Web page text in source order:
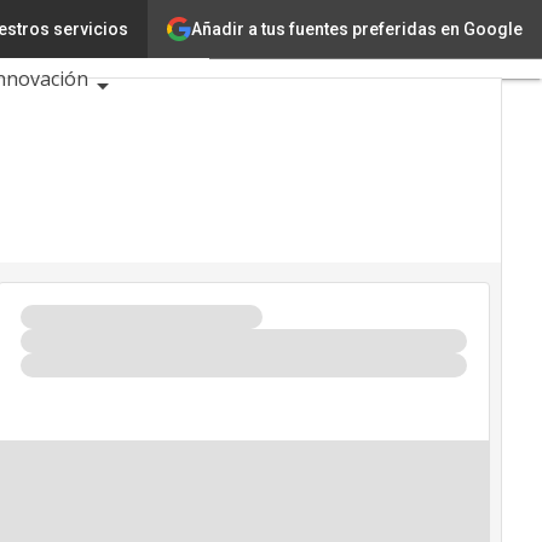
Añadir a tus fuentes preferidas en Google
servicios
TIC 2026